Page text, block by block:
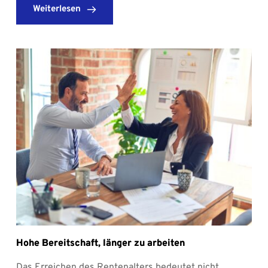
Weiterlesen
Hohe Bereitschaft, länger zu arbeiten